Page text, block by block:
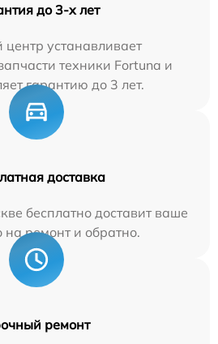
до 3-х лет
устанавливает
техники Fortuna и
гарантию до 3 лет.
доставка
бесплатно доставит ваше
на ремонт и обратно.
ремонт